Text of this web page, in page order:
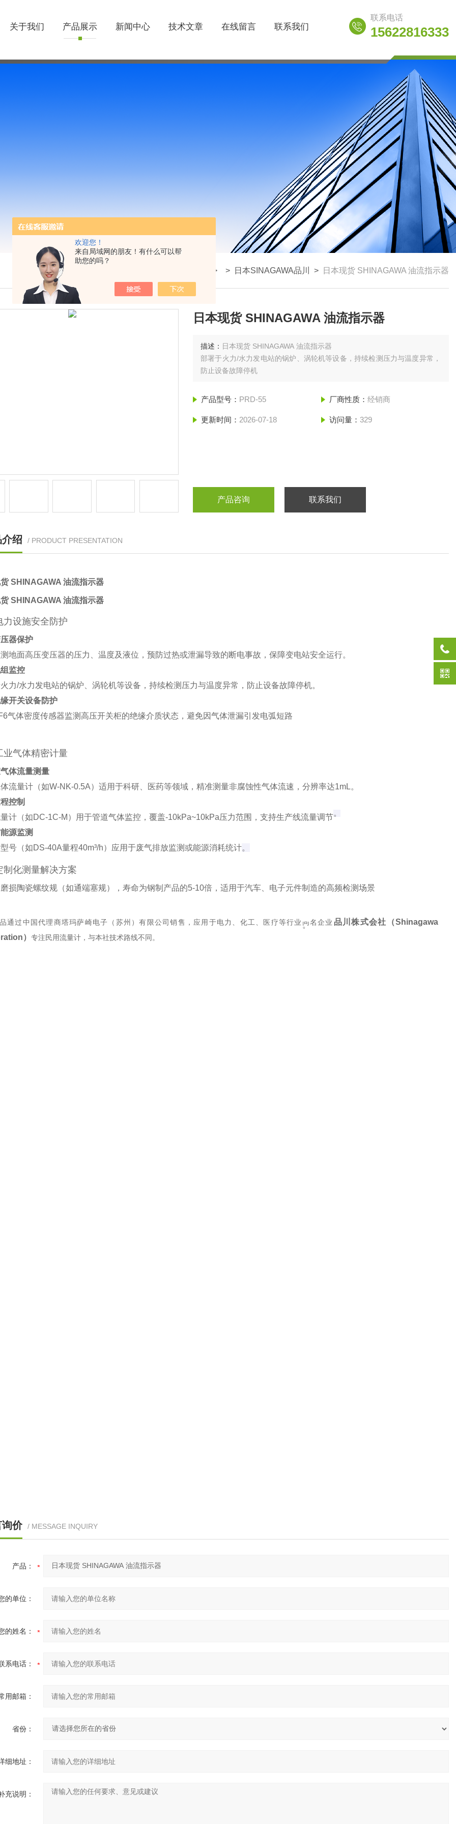
欢迎您！
来自局域网的朋友！有什么可以帮
助您的吗？
关于我们 产品展示 新闻中心 技术文章 在线留言 联系我们
联系电话
15622816333
> > 日本SINAGAWA品川 > 日本现货 SHINAGAWA 油流指示器
日本现货 SHINAGAWA 油流指示器
描述： 日本现货 SHINAGAWA 油流指示器
部署于火力/水力发电站的锅炉、涡轮机等设备，持续检测压力与温度异常，
防止设备故障停机
产品型号： PRD-55 厂商性质： 经销商
更新时间： 2026-07-18 访问量： 329
产品咨询 联系我们
绍 / PRODUCT PRESENTATION
SHINAGAWA 油流指示器
SHINAGAWA 油流指示器
力设施安全防护
器保护
地面高压变压器的压力、温度及液位，预防过热或泄漏导致的断电事故，保障变电站安全运行。
监控
力/水力发电站的锅炉、涡轮机等设备，持续检测压力与温度异常，防止设备故障停机。
开关设备防护
气体密度传感器监测高压开关柜的绝缘介质状态，避免因气体泄漏引发电弧短路
业气体精密计量
体流量测量
流量计（如W-NK-0.5A）适用于科研、医药等领域，精准测量非腐蚀性气体流速，分辨率达1mL。
控制
计（如DC-1C-M）用于管道气体监控，覆盖-10kPa~10kPa压力范围，支持生产线流量调节。
源监测
号（如DS-40A量程40m³/h）应用于废气排放监测或能源消耗统计。
制化测量解决方案
损陶瓷螺纹规（如通端塞规），寿命为钢制产品的5-10倍，适用于汽车、电子元件制造的高频检测场景
通过中国代理商塔玛萨崎电子（苏州）有限公司销售，应用于电力、化工、医疗等行业 。
同名企业‌ 品川株式会社（Shinagawa
） ‌专注民用流量计，与本社技术路线不同。
价 / MESSAGE INQUIRY
产品：
的单位：
的姓名：
系电话：
用邮箱：
省份：
细地址：
充说明：